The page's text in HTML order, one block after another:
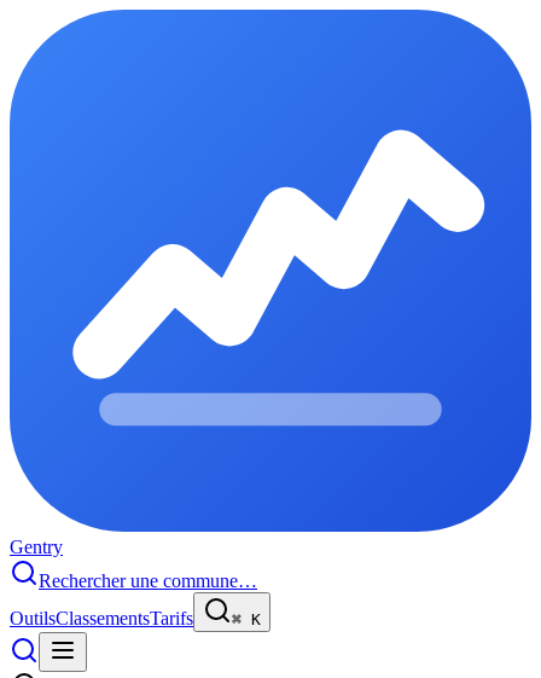
Gentry
Rechercher une commune…
OutilsClassementsTarifs ⌘ K